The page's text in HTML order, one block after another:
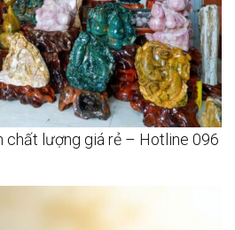
chất lượng giá rẻ – Hotline 096